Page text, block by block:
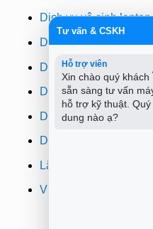
Dịch vụ vệ sinh laptop
Dịch vụ cài win
Dịch vụ cứu dữ liệu
Dịch vụ sửa wifi tại
Dịch vụ sửa máy in
Dịch vụ nạp mực máy
Lắp đặt camera quan
Vi tính Trường Thịnh
Tư vấn & CSKH
Hỗ trợ viên
Xin chào quý
sẵn sàng tư vấn
hỗ trợ kỹ thuật.
dung nào ạ?